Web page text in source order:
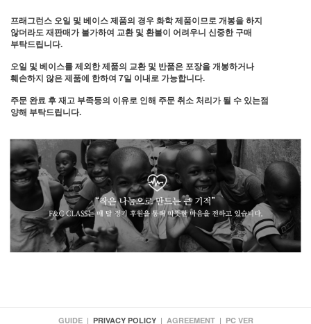
프래그런스 오일 및 베이스 제품의 경우 화학 제품이므로 개봉을 하지
않더라도 재판매가 불가하여 교환 및 환불이 어려우니 신중한 구매
부탁드립니다.
오일 및 베이스를 제외한 제품의 교환 및 반품은 포장을 개봉하거나
훼손하지 않은 제품에 한하여 7일 이내로 가능합니다.
주문 완료 후 재고 부족등의 이유로 인해 주문 취소 처리가 될 수 있는점
양해 부탁드립니다.
GUIDE | PRIVACY POLICY | AGREEMENT | PC VER